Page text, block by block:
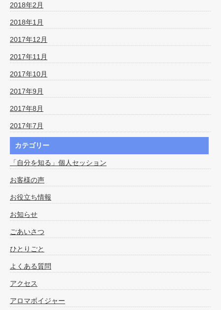
2018年2月
2018年1月
2017年12月
2017年11月
2017年10月
2017年9月
2017年8月
2017年7月
カテゴリー
「自分を知る」個人セッション
お客様の声
お役立ち情報
お知らせ
ごあいさつ
ひとりごと
よくある質問
アクセス
アロマボイジャー